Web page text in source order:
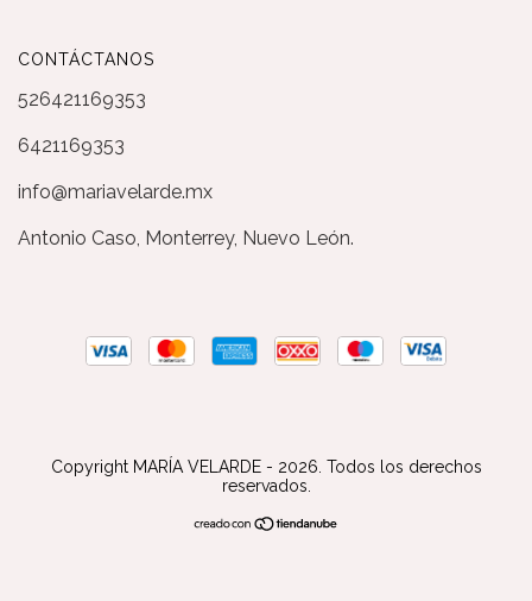
CONTÁCTANOS
526421169353
6421169353
info@mariavelarde.mx
Antonio Caso, Monterrey, Nuevo León.
Copyright MARÍA VELARDE - 2026. Todos los derechos
reservados.